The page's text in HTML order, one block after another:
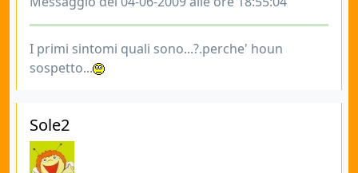
I primi sintomi quali sono...?.perche' houn
sospetto...
Sole2